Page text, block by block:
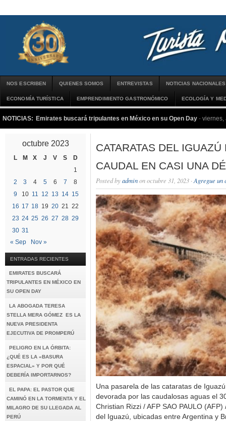
NOS ESCRIBEN QUIENES SOMOS ENTREVISTAS NOTICIAS NACIONALES
ECONOMÍA TURÍSTICA EMPRENDIMIENTO GASTRONÓMICO ECOLOGÍA Y
NOTICIAS: Emirates buscará tripulantes en México en su Open Day - viernes,
octubre 2023
L M X J V S
D
1
2
3 4 5 6 7
8
9
10 11 12 13 14 15
16 17 18 19 20 21 22
23 24 25 26 27 28 29
30 31
« Sep
Nov »
ENTRADAS RECIENTES
EMIRATES BUSCARÁ
TRIPULANTES EN MÉXICO EN
SU OPEN DAY
LA ABOGADA TERESA
STELLA MERA GÓMEZ ES LA
NUEVA PRESIDENTA
EJECUTIVA DE PROMPERÚ
PELIGRO EN LA ÓRBITA:
¿QUÉ ES LA «BASURA
ESPACIAL» Y POR QUÉ
DEBERÍA IMPORTARNOS?
EL PAPA: EL PASTOR QUE
CAMINÓ EN LA TORMENTA Y EL
MILAGRO DE SU LLEGADA AL
PERÚ
CATARATAS DEL
CAUDAL EN CASI UNA
Posted byadminon octubre 31, 2023 · Agregue un
Una pasarela de las cataratas de
devorada por las caudalosas aguas el
Christian Rizzi / AFP SAO PAULO
del Iguazú, ubicadas entre Argentina y